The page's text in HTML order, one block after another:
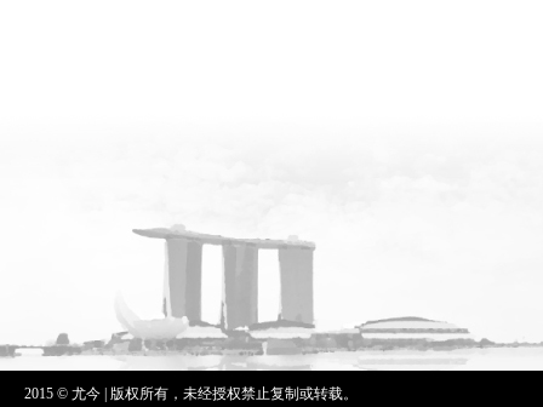
2015 © 尤今 | 版权所有，未经授权禁止复制或转载。